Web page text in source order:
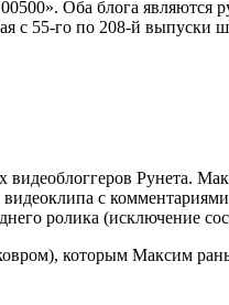
Оба блога
55-го по 208-й выпуски
Рунета.
с
ролика (исключение
которым Максим